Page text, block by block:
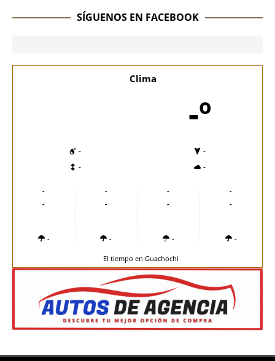
SÍGUENOS EN FACEBOOK
Clima
-º
-
-
-
-
-
-
-
-
-
-
-
-
-
-
-
-
El tiempo en Guachochi